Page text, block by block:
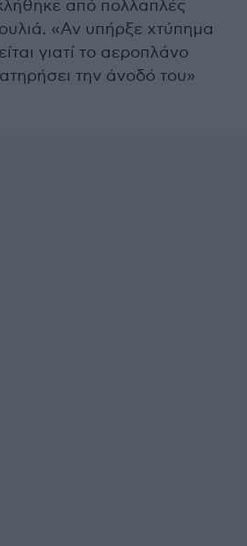
από πολλαπλές
«Αν υπήρξε χτύπημα
γιατί το αεροπλάνο
την άνοδό του»